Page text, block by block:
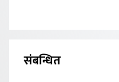
संबन्धित